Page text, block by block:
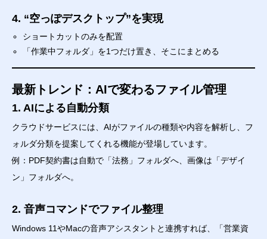
4. “空っぽデスクトップ”を実現
ショートカットのみを配置
「作業中フォルダ」を1つだけ置き、そこにまとめる
最新トレンド：AIで変わるファイル管理
1. AIによる自動分類
クラウドサービスには、AIがファイルの種類や内容を解析し、フ
ォルダ分類を提案してくれる機能が登場しています。
例：PDF契約書は自動で「法務」フォルダへ、画像は「デザイ
ン」フォルダへ。
2. 音声コマンドでファイル整理
Windows 11やMacの音声アシスタントと連携すれば、「営業資